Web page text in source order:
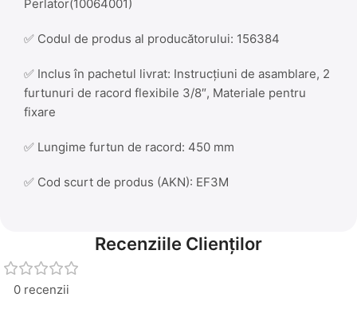
Perlator(10064001)
✅ Codul de produs al producătorului: 156384
✅ Inclus în pachetul livrat: Instrucțiuni de asamblare, 2
furtunuri de racord flexibile 3/8″, Materiale pentru
fixare
✅ Lungime furtun de racord: 450 mm
✅ Cod scurt de produs (AKN): EF3M
Recenziile Clienților
0 recenzii